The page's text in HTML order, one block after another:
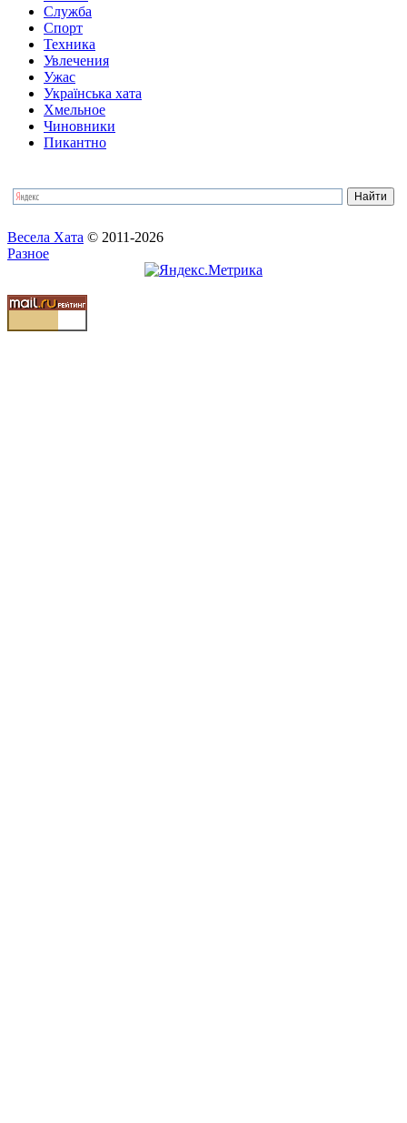
Служба
Спорт
Техника
Увлечения
Ужас
Українська хата
Хмельное
Чиновники
Пикантно
Весела Хата © 2011-2026
Разное